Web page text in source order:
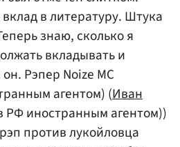
в литературу. Штука
знаю, сколько я
вкладывать и
Рэпер Noize MC
агентом) (Иван
РФ иностранным агентом))
против лукойловца